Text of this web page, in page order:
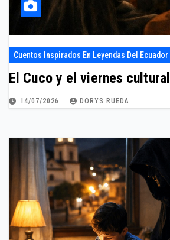
Cuentos Inspirados En Leyendas Del Ecuador
El Cuco y el viernes cultural
14/07/2026 DORYS RUEDA